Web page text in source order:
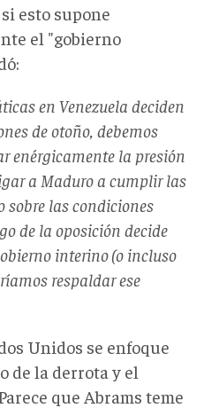
esto supone
el "gobierno
en Venezuela deciden
de otoño, debemos
enérgicamente la presión
a Maduro a cumplir las
sobre las condiciones
de la oposición decide
interino (o incluso
respaldar ese
Unidos se enfoque
de la derrota y el
que Abrams teme